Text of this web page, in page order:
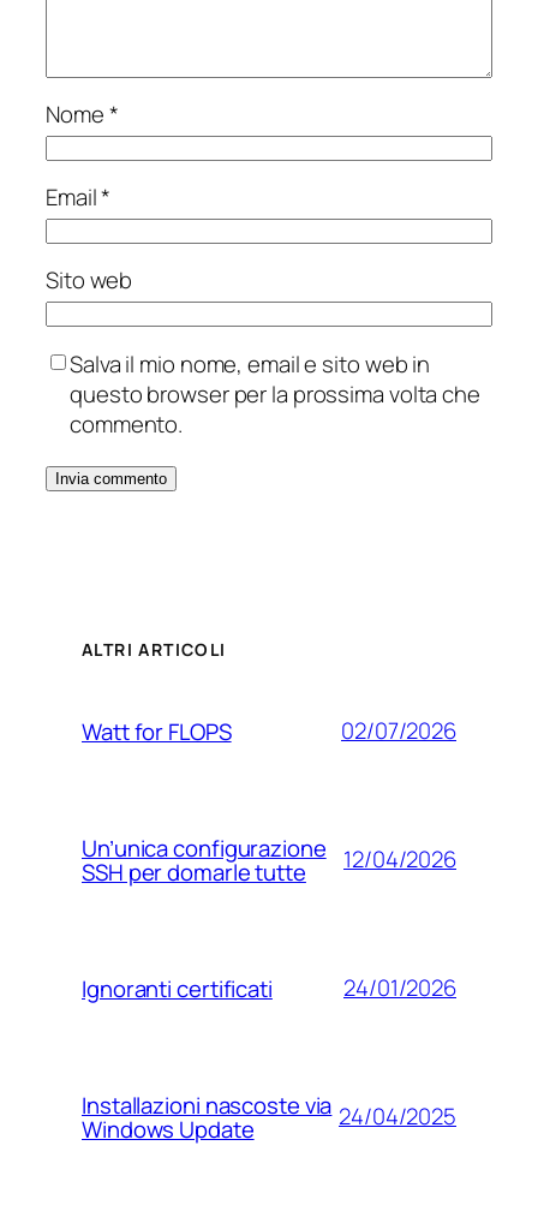
Nome*
Email*
Sito web
Salva il mio nome, email e sito web in
questo browser per la prossima volta che
commento.
ALTRI ARTICOLI
Watt for FLOPS 02/07/2026
Un’unica configurazione
SSH per domarle tutte 12/04/2026
Ignoranti certificati 24/01/2026
Installazioni nascoste via
Windows Update 24/04/2025